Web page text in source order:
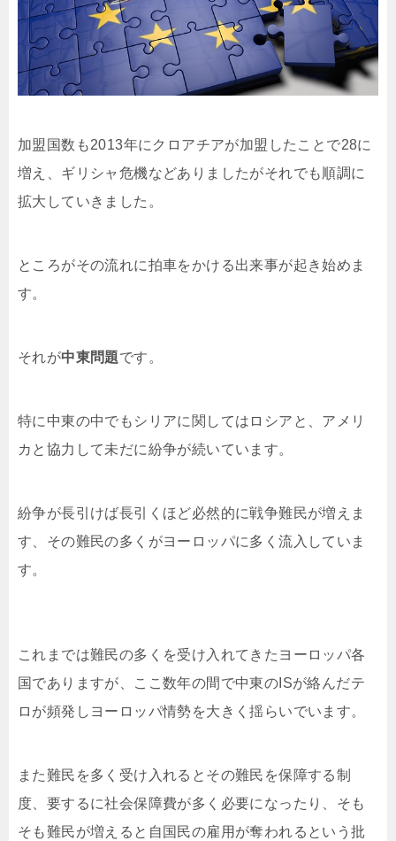
加盟国数も2013年にクロアチアが加盟したことで28に
増え、ギリシャ危機などありましたがそれでも順調に
拡大していきました。
ところがその流れに拍車をかける出来事が起き始めま
す。
それが中東問題です。
特に中東の中でもシリアに関してはロシアと、アメリ
カと協力して未だに紛争が続いています。
紛争が長引けば長引くほど必然的に戦争難民が増えま
す、その難民の多くがヨーロッパに多く流入していま
す。
これまでは難民の多くを受け入れてきたヨーロッパ各
国でありますが、ここ数年の間で中東のISが絡んだテ
ロが頻発しヨーロッパ情勢を大きく揺らいでいます。
また難民を多く受け入れるとその難民を保障する制
度、要するに社会保障費が多く必要になったり、そも
そも難民が増えると自国民の雇用が奪われるという批